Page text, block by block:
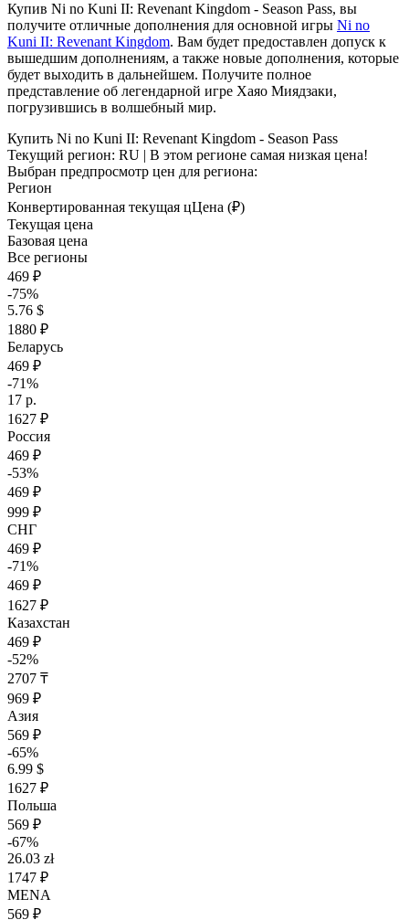
Купив Ni no Kuni II: Revenant Kingdom - Season Pass, вы
получите отличные дополнения для основной игры Ni no
Kuni II: Revenant Kingdom. Вам будет предоставлен допуск к
вышедшим дополнениям, а также новые дополнения, которые
будет выходить в дальнейшем. Получите полное
представление об легендарной игре Хаяо Миядзаки,
погрузившись в волшебный мир.
Купить Ni no Kuni II: Revenant Kingdom - Season Pass
Текущий регион: RU | В этом регионе самая низкая цена!
Выбран предпросмотр цен для региона:
Регион
Конвертированная текущая цЦена (₽)
Текущая цена
Базовая цена
Все регионы
469 ₽
-75%
5.76 $
1880 ₽
Беларусь
469 ₽
-71%
17 р.
1627 ₽
Россия
469 ₽
-53%
469 ₽
999 ₽
СНГ
469 ₽
-71%
469 ₽
1627 ₽
Казахстан
469 ₽
-52%
2707 ₸
969 ₽
Азия
569 ₽
-65%
6.99 $
1627 ₽
Польша
569 ₽
-67%
26.03 zł
1747 ₽
MENA
569 ₽